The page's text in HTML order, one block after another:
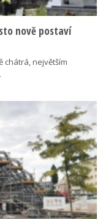
nově postaví
chátrá, největším